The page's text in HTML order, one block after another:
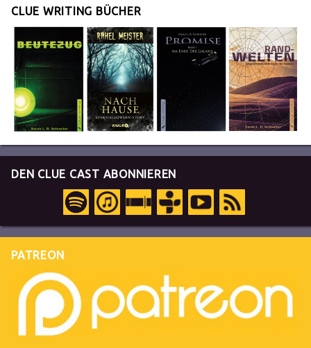
CLUE WRITING BÜCHER
DEN CLUE CAST ABONNIEREN
PATREON